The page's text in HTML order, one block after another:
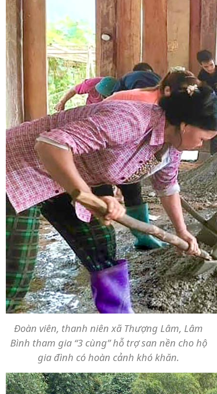
Đoàn viên, thanh niên xã Thượng Lâm, Lâm
Bình tham gia “3 cùng” hỗ trợ san nền cho hộ
gia đình có hoàn cảnh khó khăn.